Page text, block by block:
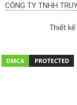
CÔNG TY TNHH
Thiết